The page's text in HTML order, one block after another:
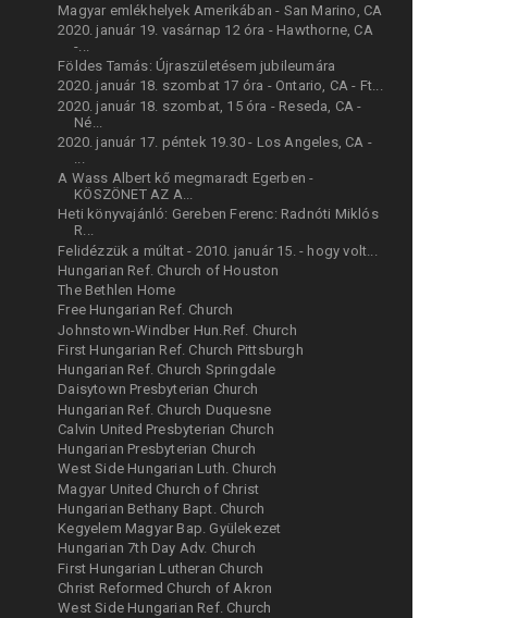
Magyar emlékhelyek Amerikában - San Marino, CA
2020. január 19. vasárnap 12 óra - Hawthorne, CA
-...
Földes Tamás: Újraszületésem jubileumára
2020. január 18. szombat 17 óra - Ontario, CA - Ft...
2020. január 18. szombat, 15 óra - Reseda, CA -
Né...
2020. január 17. péntek 19.30 - Los Angeles, CA -
A Wass Albert kő megmaradt Egerben -
KÖSZÖNET AZ A...
Heti könyvajánló: Gereben Ferenc: Radnóti Miklós
R...
Felidézzük a múltat - 2010. január 15. - hogy volt...
Hungarian Ref. Church of Houston
The Bethlen Home
Free Hungarian Ref. Church
Johnstown-Windber Hun.Ref. Church
First Hungarian Ref. Church Pittsburgh
Hungarian Ref. Church Springdale
Daisytown Presbyterian Church
Hungarian Ref. Church Duquesne
Calvin United Presbyterian Church
Hungarian Presbyterian Church
West Side Hungarian Luth. Church
Magyar United Church of Christ
Hungarian Bethany Bapt. Church
Kegyelem Magyar Bap. Gyülekezet
Hungarian 7th Day Adv. Church
First Hungarian Lutheran Church
Christ Reformed Church of Akron
West Side Hungarian Ref. Church